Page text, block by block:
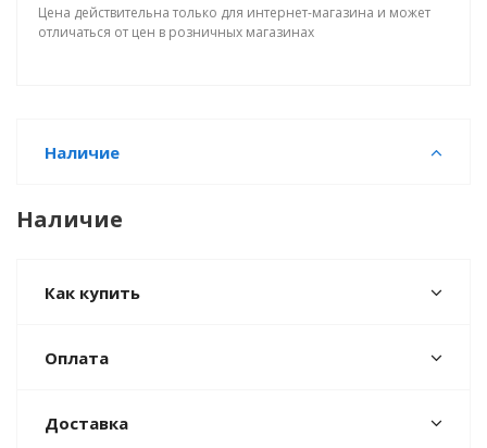
Цена действительна только для интернет-магазина и может
отличаться от цен в розничных магазинах
Наличие
Наличие
Как купить
Оплата
Доставка